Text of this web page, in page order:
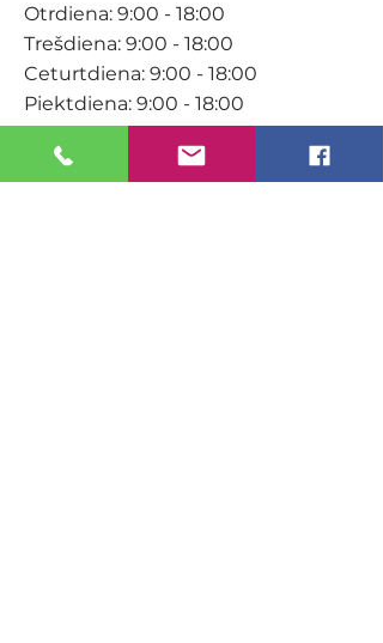
Otrdiena: 9:00 - 18:00
Trešdiena: 9:00 - 18:00
Ceturtdiena: 9:00 - 18:00
Piektdiena: 9:00 - 18:00
Sestdiena: 9:00-15:00